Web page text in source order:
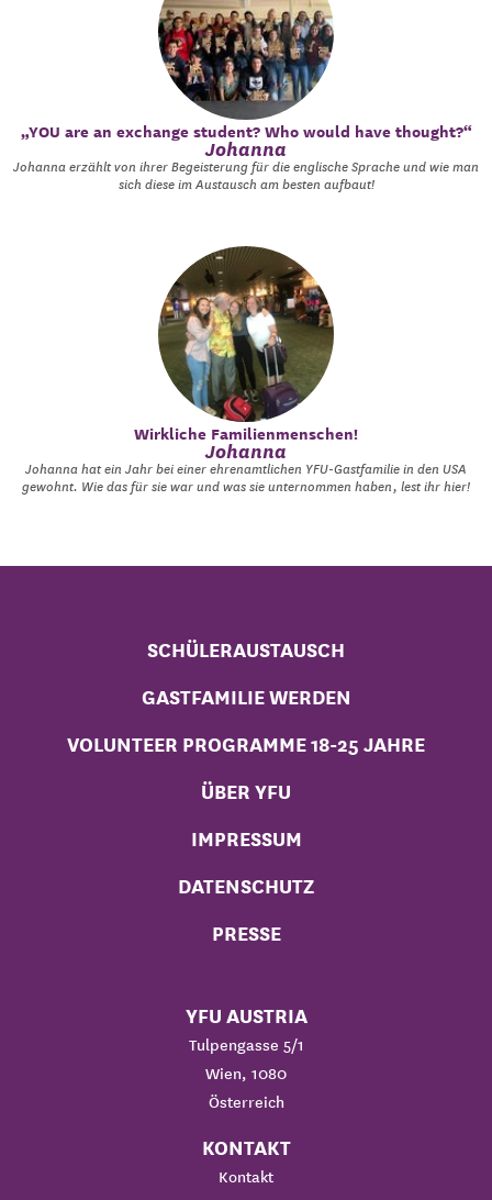
„YOU are an exchange student? Who would have thought?“
Johanna
Johanna erzählt von ihrer Begeisterung für die englische Sprache und wie man
sich diese im Austausch am besten aufbaut!
Wirkliche Familienmenschen!
Johanna
Johanna hat ein Jahr bei einer ehrenamtlichen YFU-Gastfamilie in den USA
gewohnt. Wie das für sie war und was sie unternommen haben, lest ihr hier!
SCHÜLERAUSTAUSCH
GASTFAMILIE WERDEN
VOLUNTEER PROGRAMME 18-25 JAHRE
ÜBER YFU
IMPRESSUM
DATENSCHUTZ
PRESSE
YFU AUSTRIA
Tulpengasse 5/1
Wien, 1080
Österreich
KONTAKT
Kontakt